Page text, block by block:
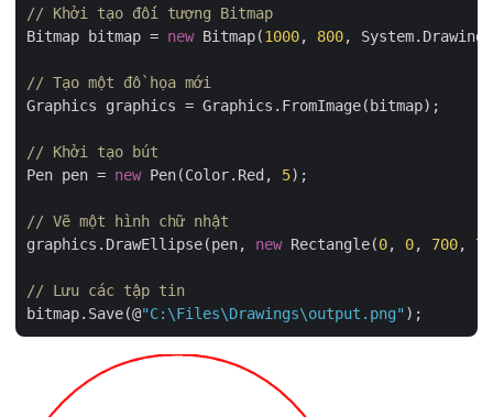
// Khởi tạo đối tượng Bitmap
Bitmap bitmap = new Bitmap(1000, 800,
// Tạo một đồ họa mới
Graphics graphics = Graphics.FromImage(bitmap);
// Khởi tạo bút
Pen pen = new Pen(Color.Red, 5);
// Vẽ một hình chữ nhật
graphics.DrawEllipse(pen, new Rectangle(0, 0, 700,
// Lưu các tập tin
bitmap.Save(@"C:\Files\Drawings\output.png"